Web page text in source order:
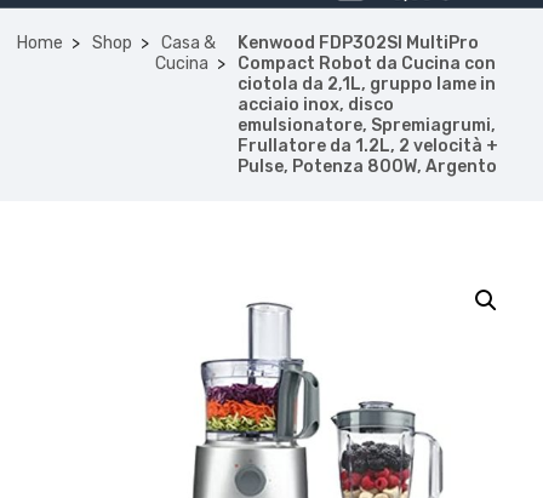
Home Shop
Casa &
Cucina
Kenwood FDP302SI MultiPro
Compact Robot da Cucina con
ciotola da 2,1L, gruppo lame in
acciaio inox, disco
emulsionatore, Spremiagrumi,
Frullatore da 1.2L, 2 velocità +
Pulse, Potenza 800W, Argento